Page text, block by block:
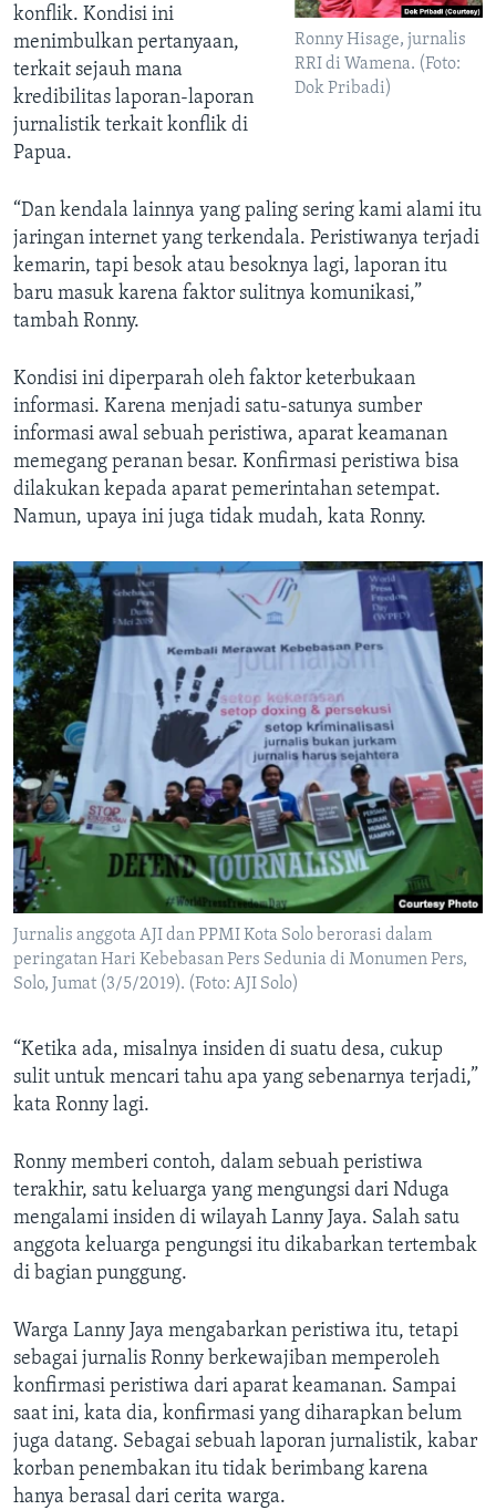
Ronny Hisage, jurnalis
RRI di Wamena. (Foto:
Dok Pribadi)
konflik. Kondisi ini
menimbulkan pertanyaan,
terkait sejauh mana
kredibilitas laporan-laporan
jurnalistik terkait konflik di
Papua.
“Dan kendala lainnya yang paling sering kami alami itu
jaringan internet yang terkendala. Peristiwanya terjadi
kemarin, tapi besok atau besoknya lagi, laporan itu
baru masuk karena faktor sulitnya komunikasi,”
tambah Ronny.
Kondisi ini diperparah oleh faktor keterbukaan
informasi. Karena menjadi satu-satunya sumber
informasi awal sebuah peristiwa, aparat keamanan
memegang peranan besar. Konfirmasi peristiwa bisa
dilakukan kepada aparat pemerintahan setempat.
Namun, upaya ini juga tidak mudah, kata Ronny.
Jurnalis anggota AJI dan PPMI Kota Solo berorasi dalam
peringatan Hari Kebebasan Pers Sedunia di Monumen Pers,
Solo, Jumat (3/5/2019). (Foto: AJI Solo)
“Ketika ada, misalnya insiden di suatu desa, cukup
sulit untuk mencari tahu apa yang sebenarnya terjadi,”
kata Ronny lagi.
Ronny memberi contoh, dalam sebuah peristiwa
terakhir, satu keluarga yang mengungsi dari Nduga
mengalami insiden di wilayah Lanny Jaya. Salah satu
anggota keluarga pengungsi itu dikabarkan tertembak
di bagian punggung.
Warga Lanny Jaya mengabarkan peristiwa itu, tetapi
sebagai jurnalis Ronny berkewajiban memperoleh
konfirmasi peristiwa dari aparat keamanan. Sampai
saat ini, kata dia, konfirmasi yang diharapkan belum
juga datang. Sebagai sebuah laporan jurnalistik, kabar
korban penembakan itu tidak berimbang karena
hanya berasal dari cerita warga.